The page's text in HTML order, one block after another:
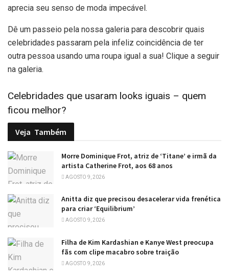
aprecia seu senso de moda impecável.
Dê um passeio pela nossa galeria para descobrir quais
celebridades passaram pela infeliz coincidência de ter
outra pessoa usando uma roupa igual a sua! Clique a seguir
na galeria.
Celebridades que usaram looks iguais – quem
ficou melhor?
Veja Também
Morre Dominique Frot, atriz de ‘Titane’ e irmã da
artista Catherine Frot, aos 68 anos
AGOSTO 9, 2026
Anitta diz que precisou desacelerar vida frenética
para criar ‘Equilibrium’
AGOSTO 9, 2026
Filha de Kim Kardashian e Kanye West preocupa
fãs com clipe macabro sobre traição
AGOSTO 9, 2026